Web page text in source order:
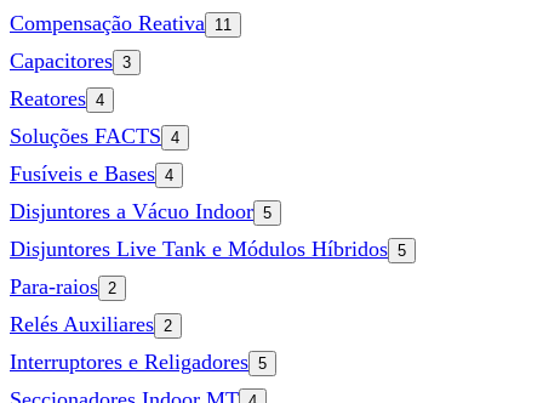
Compensação Reativa 11
Capacitores 3
Reatores 4
Soluções FACTS 4
Fusíveis e Bases 4
Disjuntores a Vácuo Indoor 5
Disjuntores Live Tank e Módulos Híbridos 5
Para-raios 2
Relés Auxiliares 2
Interruptores e Religadores 5